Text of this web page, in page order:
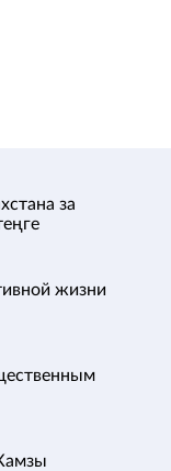
за
жизни